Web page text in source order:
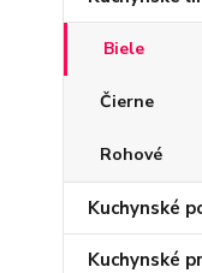
Biele
Čierne
Rohové
Kuchynské
Kuchynské